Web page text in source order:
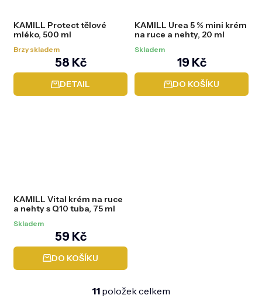
KAMILL Protect tělové
mléko, 500 ml
Brzy skladem
58 Kč
DETAIL
KAMILL Urea 5 % mini krém
na ruce a nehty, 20 ml
Skladem
19 Kč
DO KOŠÍKU
KAMILL Vital krém na ruce
a nehty s Q10 tuba, 75 ml
Skladem
59 Kč
DO KOŠÍKU
O
11 položek celkem